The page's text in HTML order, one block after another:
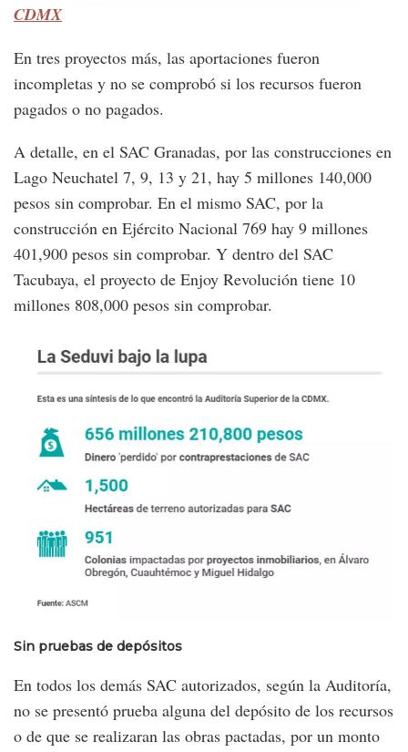
CDMX
En tres proyectos más, las aportaciones fueron
incompletas y no se comprobó si los recursos fueron
pagados o no pagados.
A detalle, en el SAC Granadas, por las construcciones en
Lago Neuchatel 7, 9, 13 y 21, hay 5 millones 140,000
pesos sin comprobar. En el mismo SAC, por la
construcción en Ejército Nacional 769 hay 9 millones
401,900 pesos sin comprobar. Y dentro del SAC
Tacubaya, el proyecto de Enjoy Revolución tiene 10
millones 808,000 pesos sin comprobar.
Sin pruebas de depósitos
En todos los demás SAC autorizados, según la Auditoría,
no se presentó prueba alguna del depósito de los recursos
o de que se realizaran las obras pactadas, por un monto